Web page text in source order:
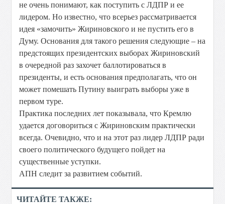
не очень понимают, как поступить с ЛДПР и ее
лидером. Но известно, что всерьез рассматривается
идея «замочить» Жириновского и не пустить его в
Думу. Основания для такого решения следующие – на
предстоящих президентских выборах Жириновский
в очередной раз захочет баллотироваться в
президенты, и есть основания предполагать, что он
может помешать Путину выиграть выборы уже в
первом туре.
Практика последних лет показывала, что Кремлю
удается договориться с Жириновским практически
всегда. Очевидно, что и на этот раз лидер ЛДПР ради
своего политического будущего пойдет на
существенные уступки.
АПН следит за развитием событий.
ЧИТАЙТЕ ТАКЖЕ: